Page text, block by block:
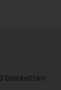
boeketten